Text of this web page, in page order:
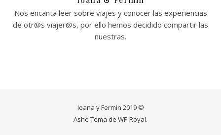
Nos encanta leer sobre viajes y conocer las experiencias
de otr@s viajer@s, por ello hemos decidido compartir las
nuestras.
Ioana y Fermin 2019 ©
Ashe Tema de WP Royal.